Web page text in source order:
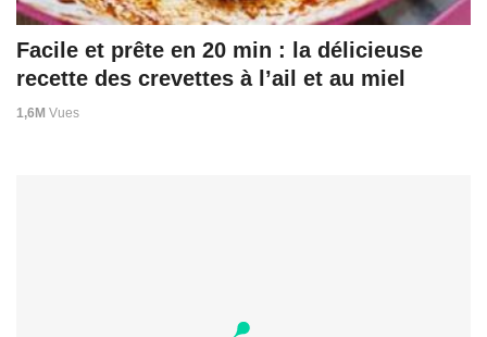
Facile et prête en 20 min : la délicieuse
recette des crevettes à l’ail et au miel
1,6M Vues